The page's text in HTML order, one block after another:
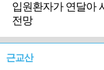
입원환자가 연달아
전망
근교산